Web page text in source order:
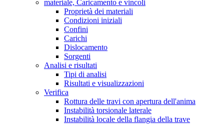
materiale, Caricamento e vincoli
Proprietà dei materiali
Condizioni iniziali
Confini
Carichi
Dislocamento
Sorgenti
Analisi e risultati
Tipi di analisi
Risultati e visualizzazioni
Verifica
Rottura delle travi con apertura dell'anima
Instabilità torsionale laterale
Instabilità locale della flangia della trave